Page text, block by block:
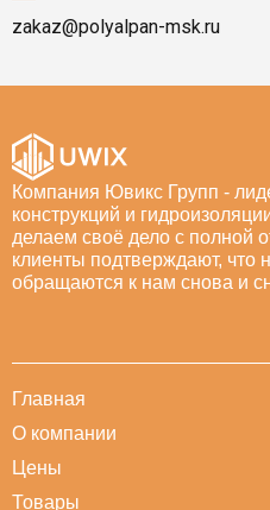
zakaz@polyalpan-msk.ru
Компания Ювикс Групп -
конструкций и
делаем своё дело с полной
клиенты подтверждают, что
обращаются к нам снова и
Главная
О компании
Цены
Товары